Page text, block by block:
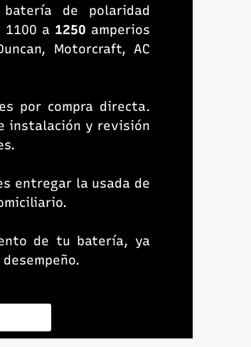
batería de polaridad
1100 a 1250 amperios
Motorcraft, AC
por compra directa.
instalación y revisión
entregar la usada de
de tu batería, ya